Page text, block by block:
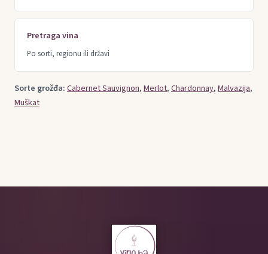
Pretraga vina
Po sorti, regionu ili državi
Sorte grožđa:Cabernet Sauvignon,Merlot,Chardonnay,Malvazija,
Muškat